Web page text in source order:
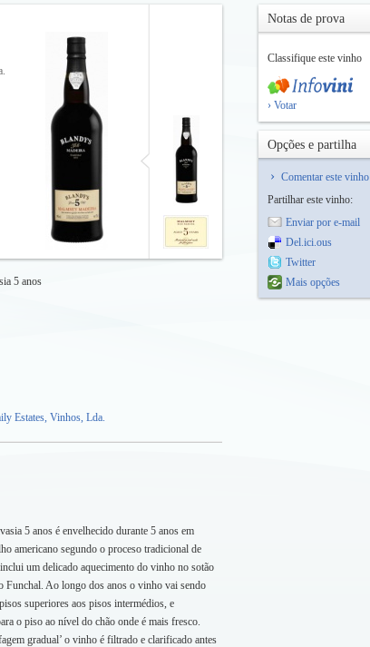
5 anos
Estates, Vinhos, Lda.
5 anos é envelhecido durante 5 anos em
americano segundo o proceso tradicional de
um delicado aquecimento do vinho no sotão
Funchal. Ao longo dos anos o vinho vai sendo
superiores aos pisos intermédios, e
o piso ao nível do chão onde é mais fresco.
gradual’ o vinho é filtrado e clarificado antes
Notas de prova
Classifique este vinho
› Votar
Opções e partilha
Comentar este vinho
Partilhar este vinho:
Enviar por e-mail
Del.ici.ous
Twitter
Mais opções